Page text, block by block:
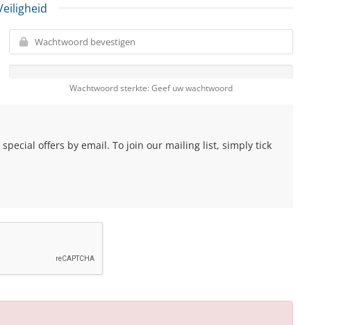
Wachtwoord sterkte: Geef uw wachtwoord
offers by email. To join our mailing list, simply tick